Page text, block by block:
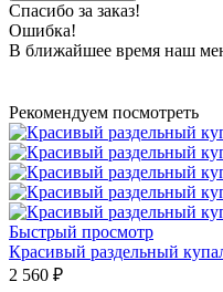
Спасибо за заказ!
Ошибка!
В ближайшее время наш
Рекомендуем посмотреть
Быстрый просмотр
Красивый раздельный
2 560 ₽